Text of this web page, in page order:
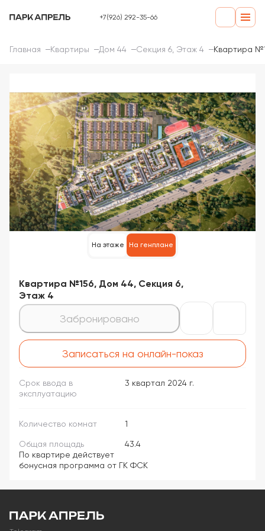
+7(926) 292-35-66
Главная Квартиры Дом 44 Секция 6, Этаж 4 Квартира
На этаже На генплане
Квартира №156, Дом 44, Секция 6,
Этаж 4
Забронировано
Записаться на онлайн-показ
Срок ввода в
эксплуатацию
3 квартал 2024 г.
Количество комнат 1
Общая площадь
43.4
По квартире действует
бонусная программа от ГК ФСК